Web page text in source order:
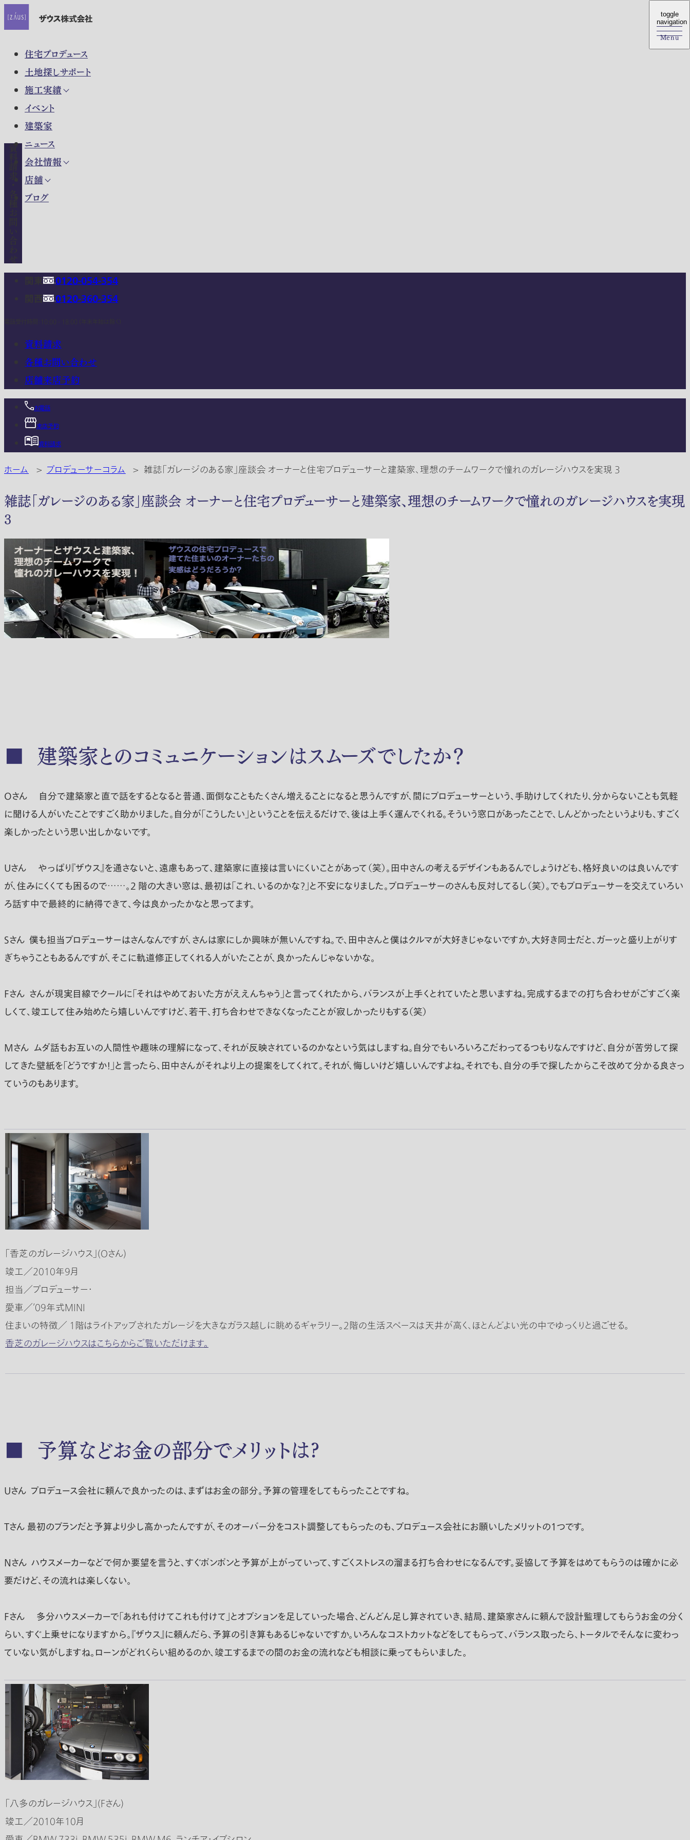
住宅プロデュース
土地探しサポート
施工実績
イベント
建築家
ニュース
会社情報
店舗
ブログ
toggle
navigation
Menu
toggle
navigation
Menu
0120-054-354
0120-360-354
資料請求
各種お問い合わせ
店舗来店予約
お電話
来店予約
資料請求
ホーム > プロデューサーコラム > 雑誌「ガレージのある家」座談会 オーナーと住宅プロデューサーと建築家、理想のチームワークで憧れのガレージハウスを実現 3
雑誌「ガレージのある家」座談会 オーナーと住宅プロデューサーと建築家、理想のチームワークで憧れのガレージハウスを実現
3
■ 建築家とのコミュニケーションはスムーズでしたか？
Oさん 自分で建築家と直で話をするとなると普通、面倒なこともたくさん増えることになると思うんですが、間にプロデューサーという、手助けしてくれたり、分からないことも気軽
に聞ける人がいたことですごく助かりました。自分が「こうしたい」ということを伝えるだけで、後は上手く運んでくれる。そういう窓口があったことで、しんどかったというよりも、すごく
楽しかったという思い出しかないです。
Uさん やっぱり『ザウス』を通さないと、遠慮もあって、建築家に直接は言いにくいことがあって（笑）。田中さんの考えるデザインもあるんでしょうけども、格好良いのは良いんです
が、住みにくくても困るので……。2 階の大きい窓は、最初は「これ、いるのかな?」と不安になりました。プロデューサーのさんも反対してるし（笑）。でもプロデューサーを交えていろい
ろ話す中で最終的に納得できて、今は良かったかなと思ってます。
Sさん 僕も担当プロデューサーはさんなんですが、さんは家にしか興味が無いんですね。で、田中さんと僕はクルマが大好きじゃないですか。大好き同士だと、ガーッと盛り上がりす
ぎちゃうこともあるんですが、そこに軌道修正してくれる人がいたことが、良かったんじゃないかな。
Fさん さんが現実目線でクールに「それはやめておいた方がええんちゃう」と言ってくれたから、バランスが上手くとれていたと思いますね。完成するまでの打ち合わせがごすごく楽
しくて、竣工して住み始めたら嬉しいんですけど、若干、打ち合わせできなくなったことが寂しかったりもする（笑）
Mさん ムダ話もお互いの人間性や趣味の理解になって、それが反映されているのかなという気はしますね。自分でもいろいろこだわってるつもりなんですけど、自分が苦労して探
してきた壁紙を「どうですか！」と言ったら、田中さんがそれより上の提案をしてくれて。それが、悔しいけど嬉しいんですよね。それでも、自分の手で探したからこそ改めて分かる良さっ
ていうのもあります。
「香芝のガレージハウス」(Oさん)
竣工／2010年9月
担当／プロデューサー・
愛車／’09年式MINI
住まいの特徴／ １階はライトアップされたガレージを大きなガラス越しに眺めるギャラリー。2階の生活スペースは天井が高く、ほとんどよい光の中でゆっくりと過ごせる。
香芝のガレージハウスはこちらからご覧いただけます。
■ 予算などお金の部分でメリットは?
Uさん プロデュース会社に頼んで良かったのは、まずはお金の部分。予算の管理をしてもらったことですね。
Tさん 最初のプランだと予算より少し高かったんですが、そのオーバー分をコスト調整してもらったのも、プロデュース会社にお願いしたメリットの1つです。
Nさん ハウスメーカーなどで何か要望を言うと、すぐポンポンと予算が上がっていって、すごくストレスの溜まる打ち合わせになるんです。妥協して予算をはめてもらうのは確かに必
要だけど、その流れは楽しくない。
Fさん 多分ハウスメーカーで「あれも付けてこれも付けて」とオプションを足していった場合、どんどん足し算されていき、結局、建築家さんに頼んで設計監理してもらうお金の分く
らい、すぐ上乗せになりますから。『ザウス』に頼んだら、予算の引き算もあるじゃないですか。いろんなコストカットなどをしてもらって、バランス取ったら、トータルでそんなに変わっ
ていない気がしますね。ローンがどれくらい組めるのか、竣工するまでの間のお金の流れなども相談に乗ってもらいました。
「八多のガレージハウス」(Fさん)
竣工／2010年10月